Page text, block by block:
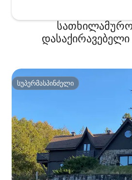
სუპერმასპინძელი
სუპერმასპინძელი